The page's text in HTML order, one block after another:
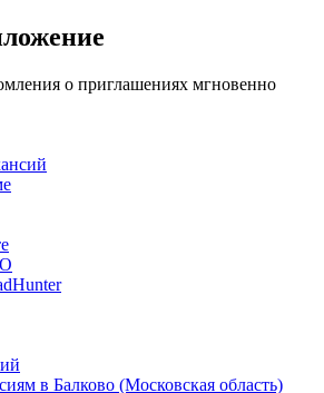
о приглашениях мгновенно
в Балково (Московская область)